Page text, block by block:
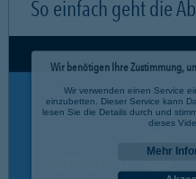
So einfach geht die
Wir benötigen Ihre Zustimmung,
Wir verwenden einen Service
einzubetten. Dieser Service kann
lesen Sie die Details durch und
dieses
Mehr